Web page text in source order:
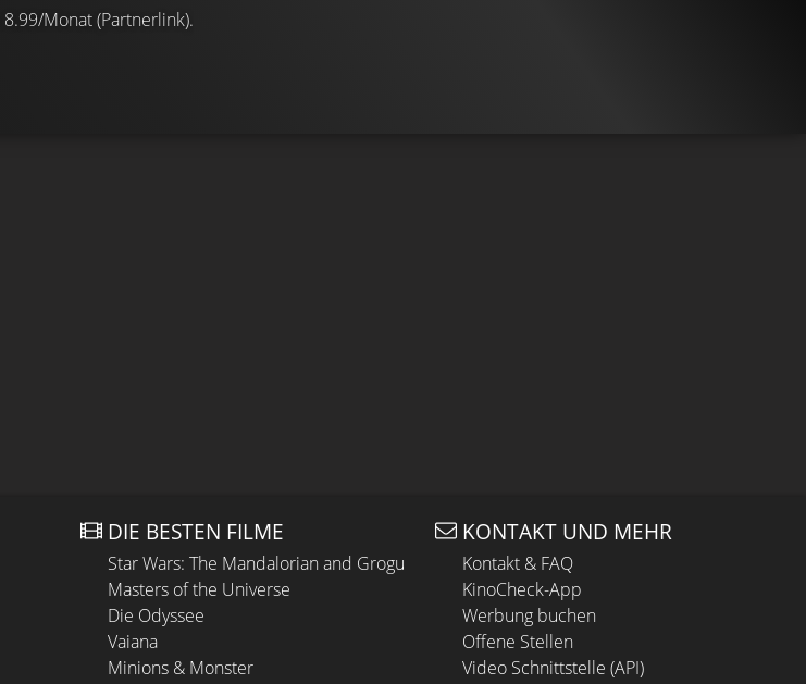
Monat (Partnerlink).
DIE BESTEN FILME
Star Wars: The Mandalorian and Grogu
Masters of the Universe
Die Odyssee
Vaiana
Minions & Monster
KONTAKT UND MEHR
Kontakt & FAQ
KinoCheck-App
Werbung buchen
Offene Stellen
Video Schnittstelle (API)